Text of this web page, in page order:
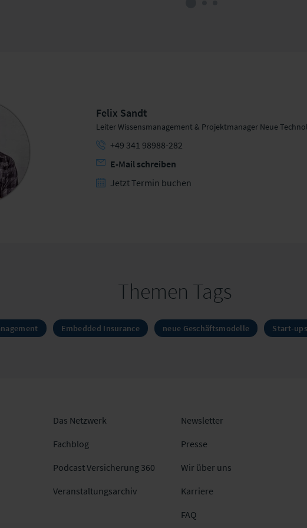
Felix Sandt
Leiter Wissensmanagement & Projektmanager Neue
+49 341 98988-282
E-Mail schreiben
Jetzt Termin buchen
Themen Tags
Embedded Insurance neue Geschäftsmodelle Start-ups
Das Netzwerk
Fachblog
Podcast Versicherung 360
Veranstaltungsarchiv
Newsletter
Presse
Wir über uns
Karriere
FAQ